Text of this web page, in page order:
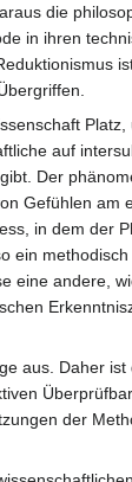
die
in ihren
auf
Der
Gefühlen
in dem der
andere,
aus. Daher
der